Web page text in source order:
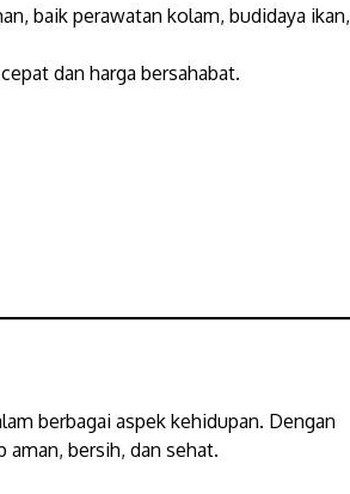
baik perawatan kolam, budidaya ikan,
dan harga bersahabat.
berbagai aspek kehidupan. Dengan
bersih, dan sehat.